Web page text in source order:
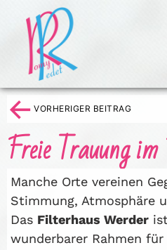
← VORHERIGER BEITRAG
Freie Trauung
Manche Orte vereinen
Stimmung, Atmosphäre
Das Filterhaus Werder
wunderbarer Rahmen